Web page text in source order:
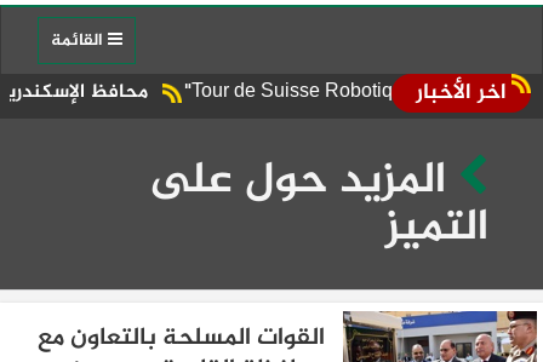
اخر الأخبار محافظ الإسكندرية يوجه
المزيد حول على
التميز
القوات المسلحة بالتعاون مع